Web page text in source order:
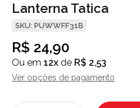
Lanterna Tatica
SKU: PUWWFF31B
R$ 24,90
Ou em 12x de R$ 2,53
Ver opções de pagamento